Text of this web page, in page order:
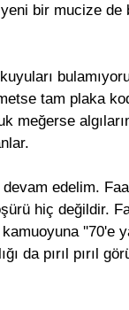
bir mucize de
tam plaka
meğerse
devam edelim.
hiç değildir.
''70'e
da pırıl pırıl